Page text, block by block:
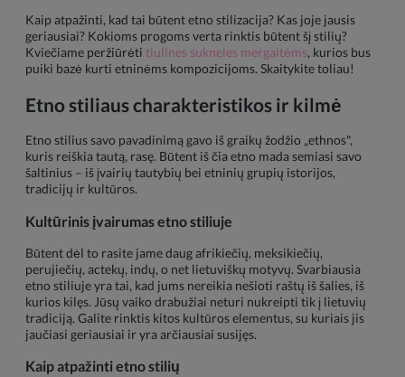
Kaip atpažinti, kad tai būtent etno stilizacija? Kas joje jausis
geriausiai? Kokioms progoms verta rinktis būtent šį stilių?
Kviečiame peržiūrėti tiulines sukneles mergaitėms, kurios bus
puiki bazė kurti etninėms kompozicijoms. Skaitykite toliau!
Etno stiliaus charakteristikos ir kilmė
Etno stilius savo pavadinimą gavo iš graikų žodžio „ethnos",
kuris reiškia tautą, rasę. Būtent iš čia etno mada semiasi savo
šaltinius – iš įvairių tautybių bei etninių grupių istorijos,
tradicijų ir kultūros.
Kultūrinis įvairumas etno stiliuje
Būtent dėl to rasite jame daug afrikiečių, meksikiečių,
perujiečių, actekų, indų, o net lietuviškų motyvų. Svarbiausia
etno stiliuje yra tai, kad jums nereikia nešioti raštų iš šalies, iš
kurios kilęs. Jūsų vaiko drabužiai neturi nukreipti tik į lietuvių
tradiciją. Galite rinktis kitos kultūros elementus, su kuriais jis
jaučiasi geriausiai ir yra arčiausiai susijęs.
Kaip atpažinti etno stilių